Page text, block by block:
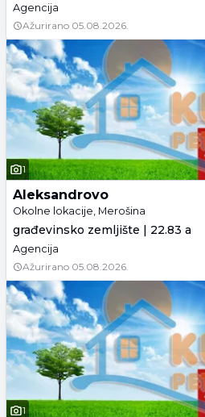
Agencija
Ažurirano 05.08.2026.
1
Aleksandrovo
Okolne lokacije, Merošina
građevinsko zemljište | 22.83 a
Agencija
Ažurirano 05.08.2026.
1